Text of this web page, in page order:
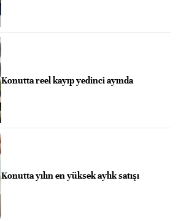
Konutta reel kayıp yedinci ayında
Konutta yılın en yüksek aylık satışı